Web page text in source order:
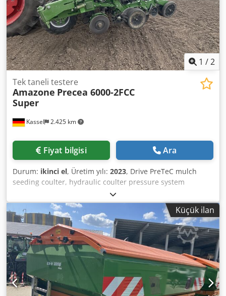
1 /2
Kassel 2.425 km
Tek taneli testere
Amazone Precea 6000-2FCC
Super
Fiyat bilgisi Ara
Durum: ikinci el, Üretim yılı: 2023, Drive PreTeC mulch
seeding coulter, hydraulic coulter pressure system
SmartForce, distribution head for / front tank, ISOBUS
machine control, front-mounted tank FTender 2200 / tank
lid, filling auger FTender with single conveyor, autonomous
conveyor line / ISOBUS machine control Dodpfxetp Hmrs
Agyowa
Küçük ilan